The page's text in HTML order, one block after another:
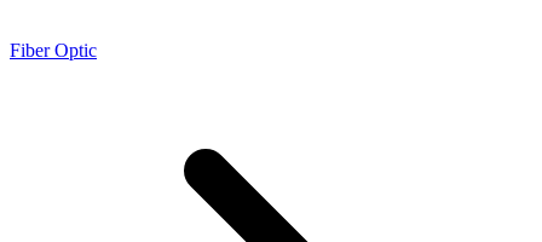
Fiber Optic